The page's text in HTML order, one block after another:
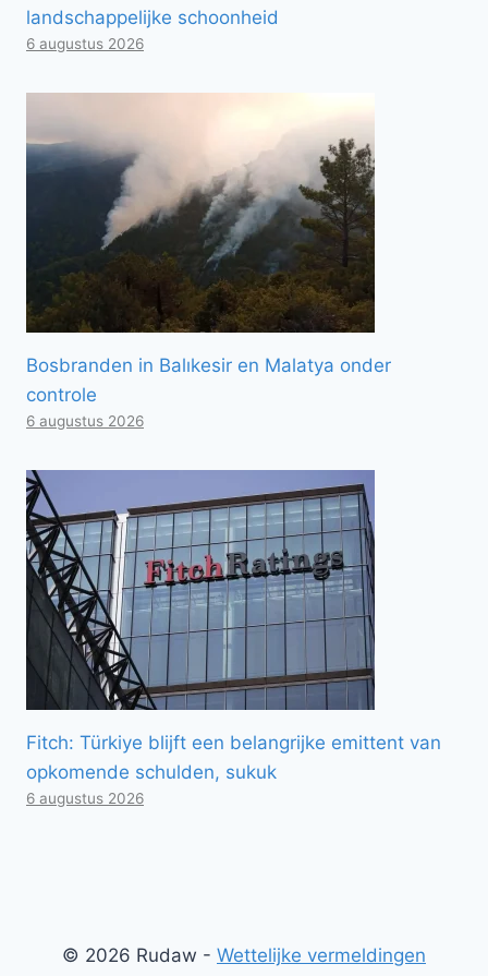
landschappelijke schoonheid
6 augustus 2026
Bosbranden in Balıkesir en Malatya onder
controle
6 augustus 2026
Fitch: Türkiye blijft een belangrijke emittent van
opkomende schulden, sukuk
6 augustus 2026
© 2026 Rudaw - Wettelijke vermeldingen